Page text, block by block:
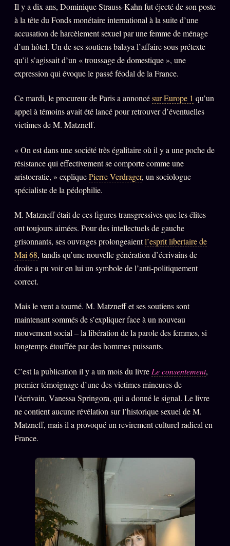
SMK Manifeste
Gossip Manifeste
Gossip Pacte
Infofiction
Prophétie confirmée
ÉDITORIAL ÉQUIPE + AUTEURS
Founders
Équipe
Auteurs
Personas
Who is who
Qui baise qui
+18
Signatures
Studios
Words Radio
Archive complète
Récents
À la une
Recherche ⌕
Tous les tags
Soumettre un tip
Nous écrire
Presse
Business
Il y a dix ans, Dominique Strauss-Kahn fut éjecté de son poste
à la tête du Fonds monétaire international à la suite d’une
accusation de harcèlement sexuel par une femme de ménage
d’un hôtel. Un de ses soutiens balaya l’affaire sous prétexte
qu’il s’agissait d’un « troussage de domestique », une
expression qui évoque le passé féodal de la France.
Ce mardi, le procureur de Paris a annoncésur Europe 1 qu’un
appel à témoins avait été lancé pour retrouver d’éventuelles
victimes de M. Matzneff.
« On est dans une société très égalitaire où il y a une poche de
résistance qui effectivement se comporte comme une
aristocratie, » expliquePierre Verdrager, un sociologue
spécialiste de la pédophilie.
M. Matzneff était de ces figures transgressives que les élites
ont toujours aimées. Pour des intellectuels de gauche
grisonnants, ses ouvrages prolongeaientl’esprit libertaire de
Mai 68, tandis qu’une nouvelle génération d’écrivains de
droite a pu voir en lui un symbole de l’anti-politiquement
correct.
Mais le vent a tourné. M. Matzneff et ses soutiens sont
maintenant sommés de s’expliquer face à un nouveau
mouvement social – la libération de la parole des femmes, si
longtemps étouffée par des hommes puissants.
C’est la publication il y a un mois du livre Le consentement,
premier témoignage d’une des victimes mineures de
l’écrivain, Vanessa Springora, qui a donné le signal. Le livre
ne contient aucune révélation sur l’historique sexuel de M.
Matzneff, mais il a provoqué un revirement culturel radical en
France.